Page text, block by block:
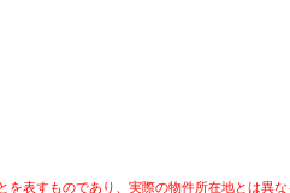
表すものであり、実際の物件所在地とは異な